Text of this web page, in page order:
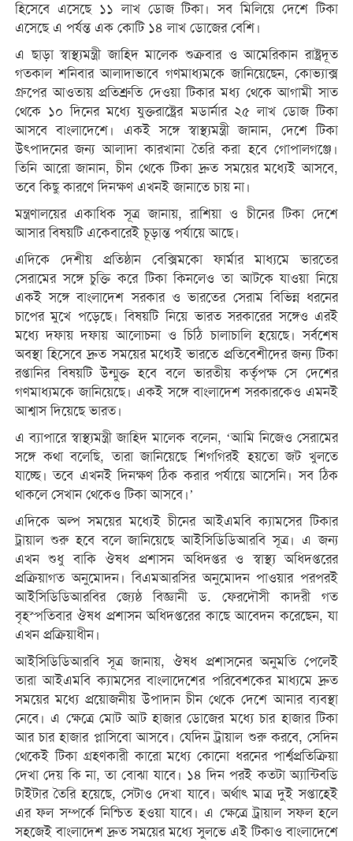
হিসেবে এসেছে ১১ লাখ ডোজ টিকা। সব মিলিয়ে দেশে টিকা
এসেছে এ পর্যন্ত এক কোটি ১৪ লাখ ডোজের বেশি।
এ ছাড়া স্বাস্থ্যমন্ত্রী জাহিদ মালেক শুক্রবার ও আমেরিকান রাষ্ট্রদূত
গতকাল শনিবার আলাদাভাবে গণমাধ্যমকে জানিয়েছেন, কোভ্যাক্স
গ্রুপের আওতায় প্রতিশ্রুতি দেওয়া টিকার মধ্য থেকে আগামী সাত
থেকে ১০ দিনের মধ্যে যুক্তরাষ্ট্রের মডার্নার ২৫ লাখ ডোজ টিকা
আসবে বাংলাদেশে। একই সঙ্গে স্বাস্থ্যমন্ত্রী জানান, দেশে টিকা
উৎপাদনের জন্য আলাদা কারখানা তৈরি করা হবে গোপালগঞ্জে।
তিনি আরো জানান, চীন থেকে টিকা দ্রুত সময়ের মধ্যেই আসবে,
তবে কিছু কারণে দিনক্ষণ এখনই জানাতে চায় না।
মন্ত্রণালয়ের একাধিক সূত্র জানায়, রাশিয়া ও চীনের টিকা দেশে
আসার বিষয়টি একেবারেই চূড়ান্ত পর্যায়ে আছে।
এদিকে দেশীয় প্রতিষ্ঠান বেক্সিমকো ফার্মার মাধ্যমে ভারতের
সেরামের সঙ্গে চুক্তি করে টিকা কিনলেও তা আটকে যাওয়া নিয়ে
একই সঙ্গে বাংলাদেশ সরকার ও ভারতের সেরাম বিভিন্ন ধরনের
চাপের মুখে পড়েছে। বিষয়টি নিয়ে ভারত সরকারের সঙ্গেও এরই
মধ্যে দফায় দফায় আলোচনা ও চিঠি চালাচালি হয়েছে। সর্বশেষ
অবস্থা হিসেবে দ্রুত সময়ের মধ্যেই ভারতে প্রতিবেশীদের জন্য টিকা
রপ্তানির বিষয়টি উন্মুক্ত হবে বলে ভারতীয় কর্তৃপক্ষ সে দেশের
গণমাধ্যমকে জানিয়েছে। একই সঙ্গে বাংলাদেশ সরকারকেও এমনই
আশ্বাস দিয়েছে ভারত।
এ ব্যাপারে স্বাস্থ্যমন্ত্রী জাহিদ মালেক বলেন, ‘আমি নিজেও সেরামের
সঙ্গে কথা বলেছি, তারা জানিয়েছে শিগগিরই হয়তো জট খুলতে
যাচ্ছে। তবে এখনই দিনক্ষণ ঠিক করার পর্যায়ে আসেনি। সব ঠিক
থাকলে সেখান থেকেও টিকা আসবে।’
এদিকে অল্প সময়ের মধ্যেই চীনের আইএমবি ক্যামসের টিকার
ট্রায়াল শুরু হবে বলে জানিয়েছে আইসিডিডিআরবি সূত্র। এ জন্য
এখন শুধু বাকি ঔষধ প্রশাসন অধিদপ্তর ও স্বাস্থ্য অধিদপ্তরের
প্রক্রিয়াগত অনুমোদন। বিএমআরসির অনুমোদন পাওয়ার পরপরই
আইসিডিডিআরবির জ্যেষ্ঠ বিজ্ঞানী ড. ফেরদৌসী কাদরী গত
বৃহস্পতিবার ঔষধ প্রশাসন অধিদপ্তরের কাছে আবেদন করেছেন, যা
এখন প্রক্রিয়াধীন।
আইসিডিডিআরবি সূত্র জানায়, ঔষধ প্রশাসনের অনুমতি পেলেই
তারা আইএমবি ক্যামসের বাংলাদেশের পরিবেশকের মাধ্যমে দ্রুত
সময়ের মধ্যে প্রয়োজনীয় উপাদান চীন থেকে দেশে আনার ব্যবস্থা
নেবে। এ ক্ষেত্রে মোট আট হাজার ডোজের মধ্যে চার হাজার টিকা
আর চার হাজার প্লাসিবো আসবে। যেদিন ট্রায়াল শুরু করবে, সেদিন
থেকেই টিকা গ্রহণকারী কারো মধ্যে কোনো ধরনের পার্শ্বপ্রতিক্রিয়া
দেখা দেয় কি না, তা বোঝা যাবে। ১৪ দিন পরই কতটা অ্যান্টিবডি
টাইটার তৈরি হয়েছে, সেটাও দেখা যাবে। অর্থাৎ মাত্র দুই সপ্তাহেই
এর ফল সম্পর্কে নিশ্চিত হওয়া যাবে। এ ক্ষেত্রে ট্রায়াল সফল হলে
সহজেই বাংলাদেশ দ্রুত সময়ের মধ্যে সুলভে এই টিকাও বাংলাদেশে